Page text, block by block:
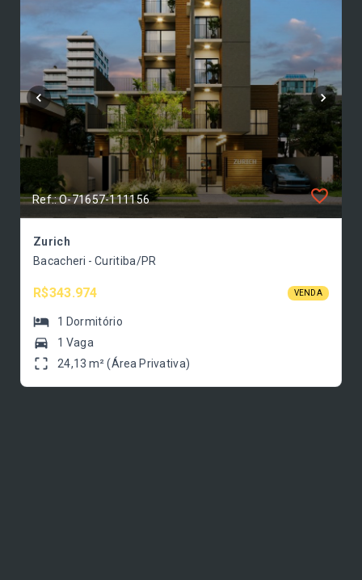
Ref.: O-71657-111156
Zurich
Bacacheri - Curitiba/PR
R$343.974 VENDA
1 Dormitório
1 Vaga
24,13 m² (Área Privativa)